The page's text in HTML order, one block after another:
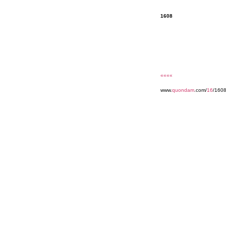
1608
««««
www.quondam .com/16/